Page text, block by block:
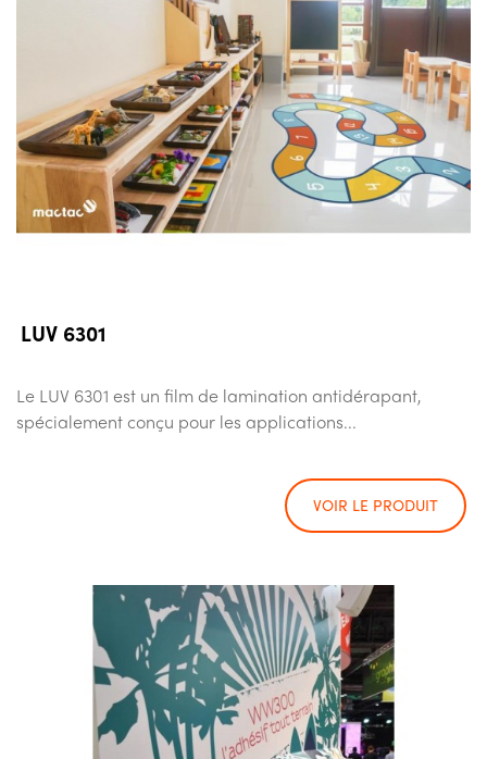
LUV 6301
Le LUV 6301 est un film de lamination antidérapant,
spécialement conçu pour les applications...
VOIR LE PRODUIT